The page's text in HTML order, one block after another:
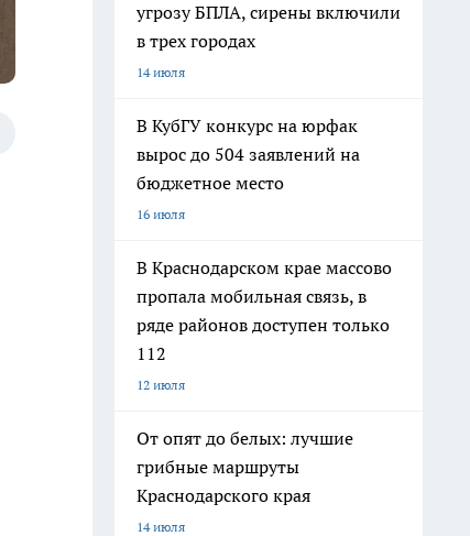
угрозу БПЛА, сирены включили
в трех городах
14 июля
В КубГУ конкурс на юрфак
вырос до 504 заявлений на
бюджетное место
16 июля
В Краснодарском крае массово
пропала мобильная связь, в
ряде районов доступен только
112
12 июля
От опят до белых: лучшие
грибные маршруты
Краснодарского края
14 июля